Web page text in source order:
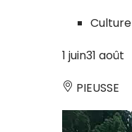
Culture
1 juin31 août
PIEUSSE